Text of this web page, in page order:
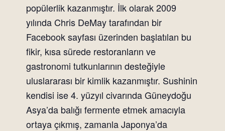
popülerlik kazanmıştır. İlk olarak 2009
yılında Chris DeMay tarafından bir
Facebook sayfası üzerinden başlatılan bu
fikir, kısa sürede restoranların ve
gastronomi tutkunlarının desteğiyle
uluslararası bir kimlik kazanmıştır. Sushinin
kendisi ise 4. yüzyıl civarında Güneydoğu
Asya’da balığı fermente etmek amacıyla
ortaya çıkmış, zamanla Japonya’da